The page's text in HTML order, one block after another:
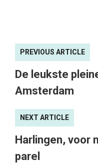
PREVIOUS ARTICLE
De leukste
Amsterdam
NEXT ARTICLE
Harlingen, voor
parel